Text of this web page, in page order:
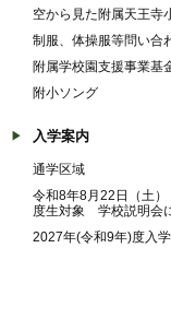
空から見た附属天王寺
制服、体操服等問い合
附属学校園支援事業基
附小ソング
入学案内
通学区域
令和8年8月22日（土
度生対象 学校説明会
2027年(令和9年)度入